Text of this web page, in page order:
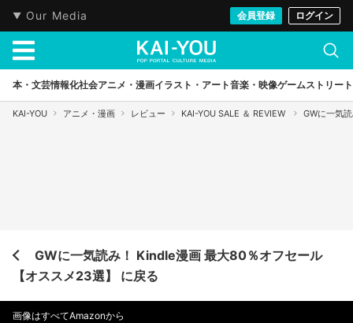
Our Media 会員登録 ログイン
本・文芸情報化社会アニメ・漫画イラスト・アート音楽・映像ゲームストリート
KAI-YOU アニメ・漫画 レビュー KAI-YOU SALE ＆ REVIEW GWに一気
GWに一気読み！ Kindle漫画 最大80％オフセール
【オススメ23選】 に戻る
画像はすべてAmazonから